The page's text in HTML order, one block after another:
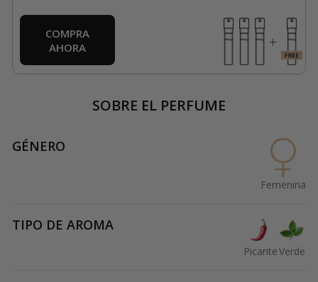
COMPRA
AHORA
SOBRE EL PERFUME
GÉNERO
Femenina
TIPO DE AROMA
PicanteVerde